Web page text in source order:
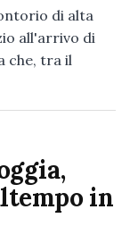
di alta
all'arrivo di
che, tra il
in